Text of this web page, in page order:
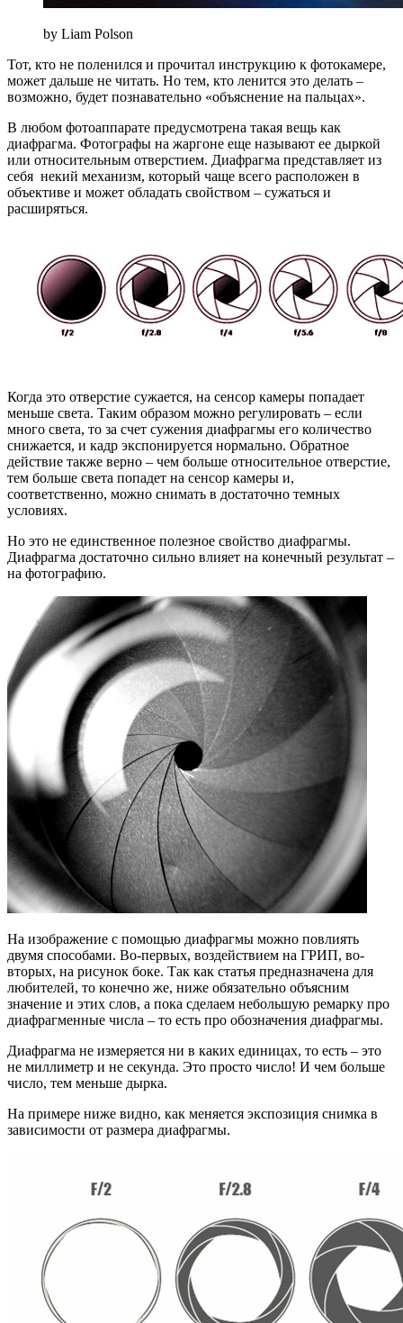
by Liam Polson
Тот, кто не поленился и прочитал инструкцию к фотокамере,
может дальше не читать. Но тем, кто ленится это делать –
возможно, будет познавательно «объяснение на пальцах».
В любом фотоаппарате предусмотрена такая вещь как
диафрагма. Фотографы на жаргоне еще называют ее дыркой
или относительным отверстием. Диафрагма представляет из
себя некий механизм, который чаще всего расположен в
объективе и может обладать свойством – сужаться и
расширяться.
Когда это отверстие сужается, на сенсор камеры попадает
меньше света. Таким образом можно регулировать – если
много света, то за счет сужения диафрагмы его количество
снижается, и кадр экспонируется нормально. Обратное
действие также верно – чем больше относительное отверстие,
тем больше света попадет на сенсор камеры и,
соответственно, можно снимать в достаточно темных
условиях.
Но это не единственное полезное свойство диафрагмы.
Диафрагма достаточно сильно влияет на конечный результат –
на фотографию.
На изображение с помощью диафрагмы можно повлиять
двумя способами. Во-первых, воздействием на ГРИП, во-
вторых, на рисунок боке. Так как статья предназначена для
любителей, то конечно же, ниже обязательно объясним
значение и этих слов, а пока сделаем небольшую ремарку про
диафрагменные числа – то есть про обозначения диафрагмы.
Диафрагма не измеряется ни в каких единицах, то есть – это
не миллиметр и не секунда. Это просто число! И чем больше
число, тем меньше дырка.
На примере ниже видно, как меняется экспозиция снимка в
зависимости от размера диафрагмы.